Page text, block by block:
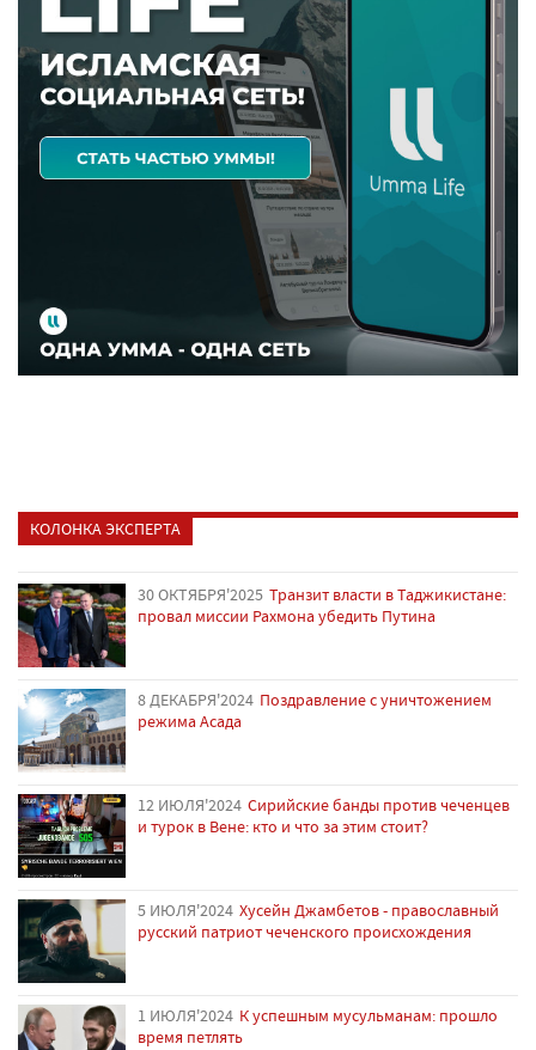
КОЛОНКА ЭКСПЕРТА
30 ОКТЯБРЯ'2025 Транзит власти в Таджикистане:
провал миссии Рахмона убедить Путина
8 ДЕКАБРЯ'2024 Поздравление с уничтожением
режима Асада
12 ИЮЛЯ'2024 Сирийские банды против чеченцев
и турок в Вене: кто и что за этим стоит?
5 ИЮЛЯ'2024 Хусейн Джамбетов - православный
русский патриот чеченского происхождения
1 ИЮЛЯ'2024 К успешным мусульманам: прошло
время петлять